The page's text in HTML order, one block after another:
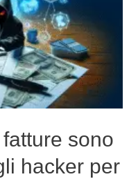
sono
hacker per